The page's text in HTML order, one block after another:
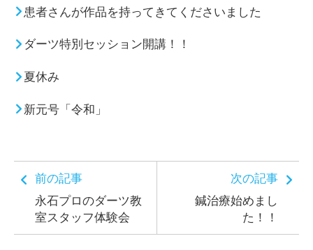
患者さんが作品を持ってきてくださいました
ダーツ特別セッション開講！！
夏休み
新元号「令和」
前の記事
永石プロのダーツ教
室スタッフ体験会
次の記事
鍼治療始めまし
た！！